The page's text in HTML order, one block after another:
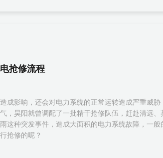
抢修流程
成影响，还会对电力系统的正常运转造成严重威胁
，昊阳就曾调配了一批精干抢修队伍，赶赴清远、
这种突发事件，造成大面积的电力系统故障，一般
抢修的呢？